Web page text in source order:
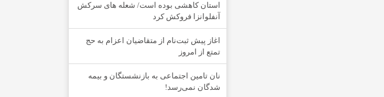
استان کاهشی بوده است/ شعله های سرکش
آنفلوانزا فروکش کرد
اغاز پیش ثبت‌نام از متقاضیان اعزام به حج
تمتع از امروز
نان تامین اجتماعی به بازنشستگان و بیمه
شدگان نمی‌رسد!